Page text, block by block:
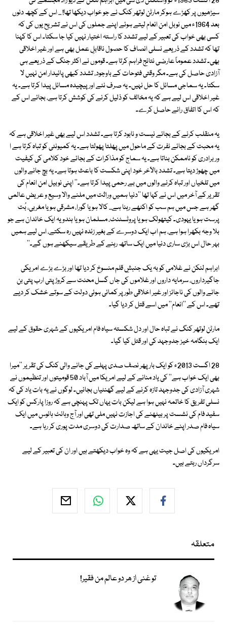
سیڑھیوں پر کھڑے ہوکر مارٹن لوتھر کنگ نے جو خواب دیکھا تھا! ... اس کے کچھ دنوں
بعد 1964ء میں نوبل امن انعام لیتے ہوئے اپنے جملوں کی اس نے تشریح یوں کی کہ
کسی بھی خواب کی تعبیر کے لیے تشدد کا راستہ اختیار نہیں کیا جا سکتا۔ اس کا کہنا
تھا کہ تشدد کے ذریعے نسلی انصاف کا حصول ناقابلِ عمل بھی ہے اور غیر اخلاقی
بھی۔ تشدد عموماً عارضی نتائج فراہم کرتا ہے۔ قوموں نے اکثر جنگ کے ذریعے ہی
آزادی حاصل کی ہے۔ مگر وقتی فتوحات کے باوجود، تشدد کبھی پائیدار امن نہیں لا
سکتا۔ یہ سماجی مسائل کا حل نہیں۔ یہ صرف نئے اور پیچیدہ مسائل پیدا کرتا ہے۔ یہ
غیر اخلاقی اس لیے ہے کہ یہ مخالف کو ذلیل کرنے کی کوشش کرتا ہے، بجائے اس کے
کہ اس کا اتفاق رائے حاصل کرے۔
یہ منقلب کرنے کے بجائے نیست و نابود کرتا ہے۔ تشدد اس لیے بھی غیر اخلاقی ہے کہ
یہ محبت کے بجائے نفرت کے ماحول میں پھلتا پھولتا ہے۔ یہ کمیونٹی کو تباہ کرتا ہے ا
ور برادری کو ناممکن بناتا ہے۔ یہ سماج کو مذاکرات کے بجائے خود کلامی کی کیفیت
میں چھوڑ دیتا ہے۔ تشدد بالآخر خود اپنی شکست کا باعث ہوتا ہے۔ یہ بچ جانے والوں
میں تلخیاں اور تباہ کرنے والوں میں بے رحمی پیدا کرتا ہے۔'' اپنی نوبیل امن انعام کی
تقریر کے آخر میں اس نے کہا تھا ''دنیا ہمیں وراثت میں ملنے والا وسیع و عریض عالمی
گھر ہے جس میں ہم سب کو اکٹھے رہنا ہے... کالا ہو یا گورا، مشرقی ہو یا مغربی، بُت
پرست ہو یا یہودی۔ کیتھولک ہو یا پروٹسٹنٹ، مسلمان ہو یا ہندو یہ ایک خاندان ہے جو
بلا وجہ بکھرا ہوا ہے، ہم اب ایک دوسرے کے بغیر زندہ نہیں رہ سکتے، اس لیے ہمیں
بہر حال اس بڑی ساری دنیا میں ایک ساتھ رہنے کے طریقے سیکھنے ہوں گے۔''
ابراہم لنکن نے غلامی کو بہ یک جنبشِ قلم منسوخ کر دیا تھا اور بڑے بڑے امریکی
جاگیرداروں، سرمایہ داروں اور غلاموں کی جاں گسل محنت سے کروڑ پتی ارب پتی بن
جانے والوں کی ناجائز اور غیر اخلاقی طور پر کمائی ہوئی دولت کے سوتے خشک کر دیے
تھے۔ اس کے ''انعام'' میں اسے قتل کر دیا گیا۔
مارٹن لوتھر کنگ نے تباہ حال اور دل شکستہ سیاہ فام امریکیوں کے شہری حقوق کے لیے
ایک ہنگامہ خیز جدوجہد کی اور قتل کیا گیا۔
28 اگست 2013ء کو ایک بار پھر نصف صدی پہلے کی جانے والی کنگ کی تقریر ''میرا
بھی ایک خواب ہے'' کی یاد منانے کے لیے امریکا میں آباد 50 قومیتوں اور تنظیموں نے
شہری آزادی کی جدوجہد تازہ کرنے کے لیے گھنٹیاں بجائیں۔ لوگوں نے یہ بات یاد کی کہ
نسلی تفریق کا خاتمہ نہیں ہوا ہے لیکن بات یہاں تک پہنچی ہے کہ روزا پارکس کو ایک
سفید فام کی نشست پر بیٹھنے کی اجازت نہیں ملی تھی اور آج وہائٹ ہائوس میں ایک
سیاہ فام صدر اپنے خاندان کے ساتھ صدارت کی دوسری مدت پوری کر رہا ہے۔
امریکیوں کی اصل جیت یہی ہے کہ وہ خواب دیکھتے ہیں اور ان کی تعبیر کے لیے
سرگرداں رہتے ہیں۔
متعلقہ
تو غنی از ھر دو عالم من فقیر!